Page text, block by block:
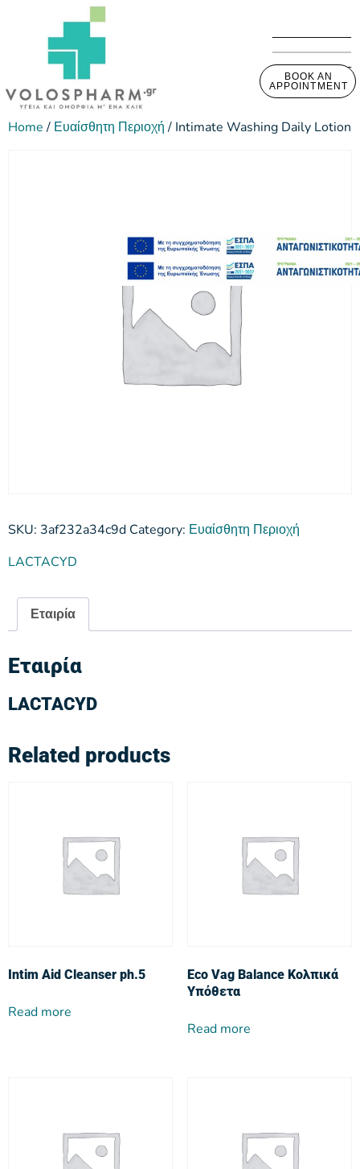
BOOK AN
APPOINTMENT
Home/ Ευαίσθητη Περιοχή/ Intimate Washing Daily Lotion
SKU: 3af232a34c9d Category: Ευαίσθητη Περιοχή
LACTACYD
Εταιρία
Εταιρία
LACTACYD
Related products
Intim Aid Cleanser ph.5
Read more
Eco Vag Balance Κολπικά
Υπόθετα
Read more